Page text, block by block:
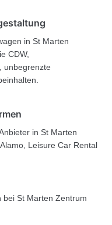
in St Marten
CDW,
unbegrenzte
in St Marten
Leisure Car Rental
bei St Marten Zentrum